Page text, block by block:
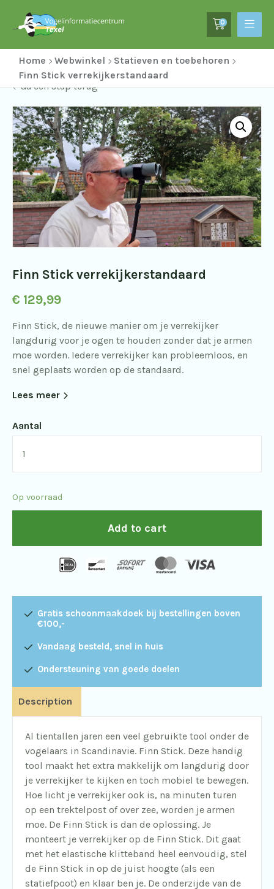
0
Home Webwinkel
Statieven en toebehoren
Finn Stick verrekijkerstandaard
Ga een stap terug
Finn Stick verrekijkerstandaard
€ 129,99
Finn Stick, de nieuwe manier om je verrekijker
langdurig voor je ogen te houden zonder dat je armen
moe worden. Iedere verrekijker kan probleemloos, en
snel geplaats worden op de standaard.
Lees meer
Aantal
quantity
Op voorraad
Add to cart
Gratis schoonmaakdoek bij bestellingen boven
€100,-
Vandaag besteld, snel in huis
Ondersteuning van goede doelen
Description
Al tientallen jaren een veel gebruikte tool onder de
vogelaars in Scandinavie. Finn Stick. Deze handig
tool maakt het extra makkelijk om langdurig door
je verrekijker te kijken en toch mobiel te bewegen.
Hoe licht je verrekijker ook is, na minuten turen
op een trektelpost of over zee, worden je armen
moe. De Finn Stick is dan de oplossing. Je
monteert je verrekijker op de Finn Stick. Dit gaat
met het elastische klitteband heel eenvoudig, stel
de Finn Stick in op de juist hoogte (als een
statiefpoot) en klaar ben je. De onderzijde van de